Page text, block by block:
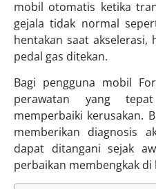
mobil otomatis ketika
gejala tidak normal
hentakan saat
pedal gas ditekan.
Bagi pengguna mobil
perawatan yang
memperbaiki kerusakan.
memberikan diagnosis
dapat ditangani sejak
perbaikan membengkak